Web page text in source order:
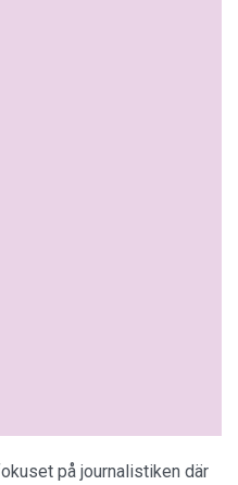
på journalistiken där